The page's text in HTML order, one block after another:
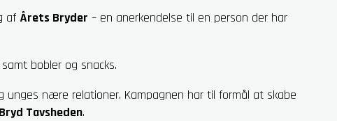
af Årets Bryder – en anerkendelse til en person der har
bobler og snacks.
nære relationer. Kampagnen har til formål at skabe
Bryd Tavsheden.